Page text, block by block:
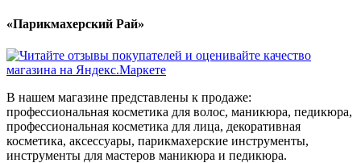
«Парикмахерский Рай»
В нашем магазине представлены к продаже:
профессиональная косметика для волос, маникюра, педикюра,
профессиональная косметика для лица, декоративная
косметика, аксессуары, парикмахерские инструменты,
инструменты для мастеров маникюра и педикюра.